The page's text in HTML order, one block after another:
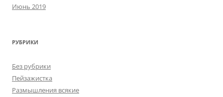
Июнь 2019
РУБРИКИ
Без рубрики
Пейзажистка
Размышления всякие